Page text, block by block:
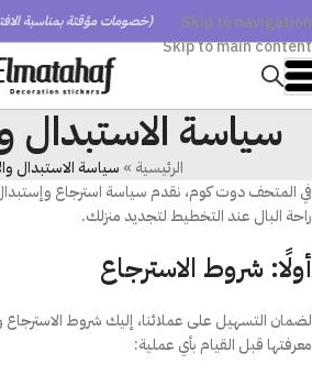
Skip to navigation
Skip to main content
(خصومات مؤقتة بمناسبة
سياسة الاستبدال
الرئيسية » سياسة الاستبدال
في المتحف دوت كوم، نقدم سياسة استرجاع
راحة البال عند التخطيط لتجديد منزلك.
أولًا: شروط الاسترجاع
لضمان التسهيل على عملائنا، إليك شروط
معرفتها قبل القيام بأي عملية: